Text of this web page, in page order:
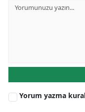
Yorum yazma